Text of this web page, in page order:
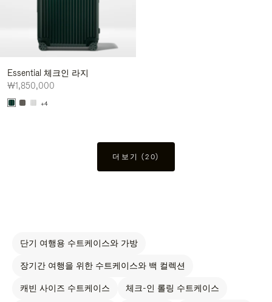
Essential 체크인 라지
₩1,850,000
+4
더보기 (20)
단기 여행용 수트케이스와 가방
장기간 여행을 위한 수트케이스와 백 컬렉션
캐빈 사이즈 수트케이스 체크-인 롤링 수트케이스